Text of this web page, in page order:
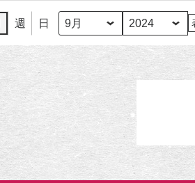
週 日
月
年